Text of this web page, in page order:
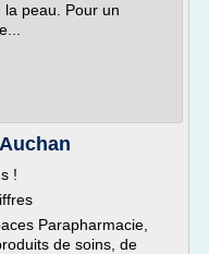
peau. Pour un
!
Parapharmacie,
de soins, de